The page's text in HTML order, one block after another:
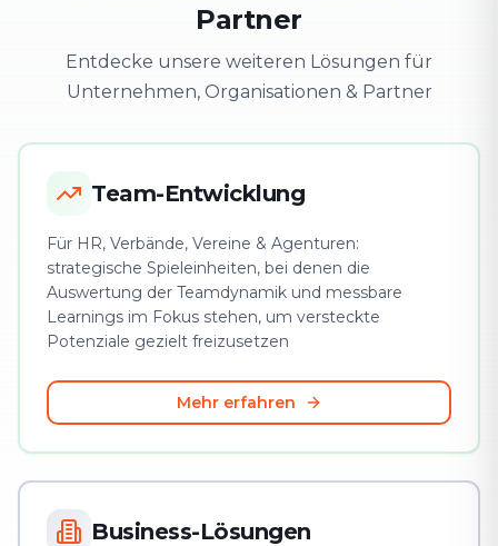
Partner
Entdecke unsere weiteren Lösungen für
Unternehmen, Organisationen & Partner
Team-Entwicklung
Für HR, Verbände, Vereine & Agenturen:
strategische Spieleinheiten, bei denen die
Auswertung der Teamdynamik und messbare
Learnings im Fokus stehen, um versteckte
Potenziale gezielt freizusetzen
Mehr erfahren
Business-Lösungen